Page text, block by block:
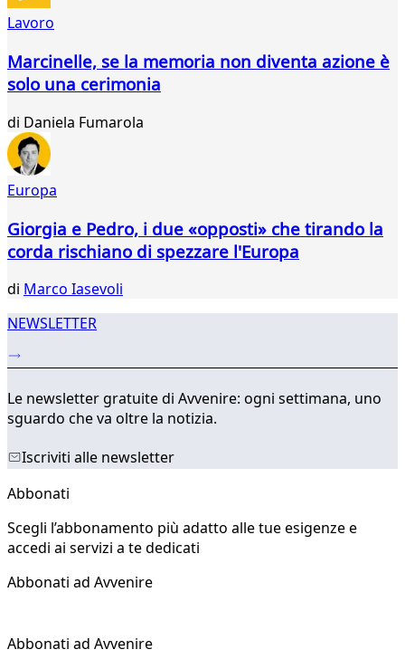
Lavoro
Marcinelle, se la memoria non diventa azione è
solo una cerimonia
di Daniela Fumarola
Europa
Giorgia e Pedro, i due «opposti» che tirando la
corda rischiano di spezzare l'Europa
di Marco Iasevoli
NEWSLETTER
Le newsletter gratuite di Avvenire: ogni settimana, uno
sguardo che va oltre la notizia.
Iscriviti alle newsletter
Abbonati
Scegli l’abbonamento più adatto alle tue esigenze e
accedi ai servizi a te dedicati
Abbonati ad Avvenire
Abbonati ad Avvenire